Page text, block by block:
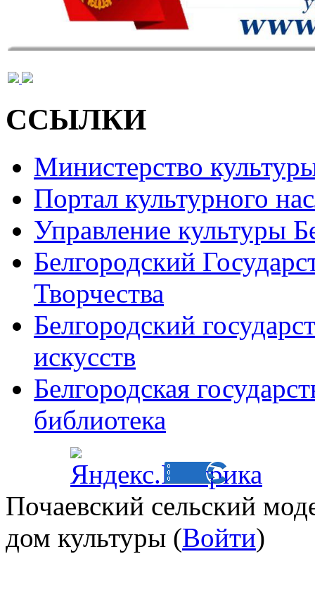
ССЫЛКИ
Министерство
Портал культурного
Управление культуры
Белгородский
Творчества
Белгородский
искусств
Белгородская
библиотека
Почаевский сельский
дом культуры (Войти)